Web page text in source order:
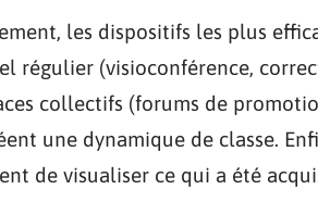
les dispositifs les plus
régulier (visioconférence,
collectifs (forums de
une dynamique de classe.
de visualiser ce qui a été